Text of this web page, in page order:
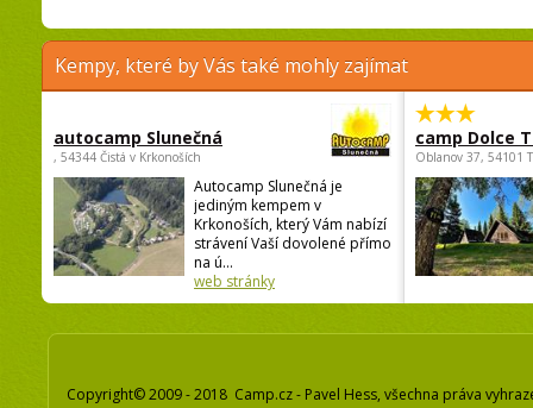
Kempy, které by Vás také mohly zajímat
autocamp Slunečná
, 54344 Čistá v Krkonoších
Autocamp Slunečná je
jediným kempem v
Krkonoších, který Vám nabízí
strávení Vaší dovolené přímo
na ú...
web stránky
camp Dolce
Oblanov 37, 54101
Copyright© 2009 - 2018 Camp.cz - Pavel Hess, všechna práva